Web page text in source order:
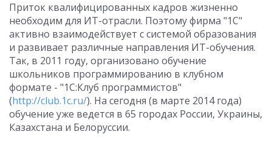
Приток квалифицированных кадров жизненно
необходим для ИТ-отрасли. Поэтому фирма "1С"
активно взаимодействует с системой образования
и развивает различные направления ИТ-обучения.
Так, в 2011 году, организовано обучение
школьников программированию в клубном
формате - "1С:Клуб программистов"
(http://club.1c.ru/). На сегодня (в марте 2014 года)
обучение уже ведется в 65 городах России, Украины,
Казахстана и Белоруссии.